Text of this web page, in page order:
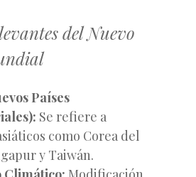
del Nuevo
Países
Se refiere a
como Corea del
y Taiwán.